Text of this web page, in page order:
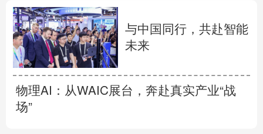
与中国同行，共赴智能
未来
物理AI：从WAIC展台，奔赴真实产业“战
场”